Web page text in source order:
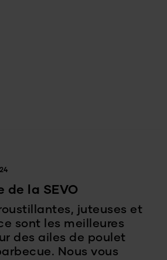
de la SEVO
juteuses et
sont les meilleures
des ailes de poulet
Nous vous